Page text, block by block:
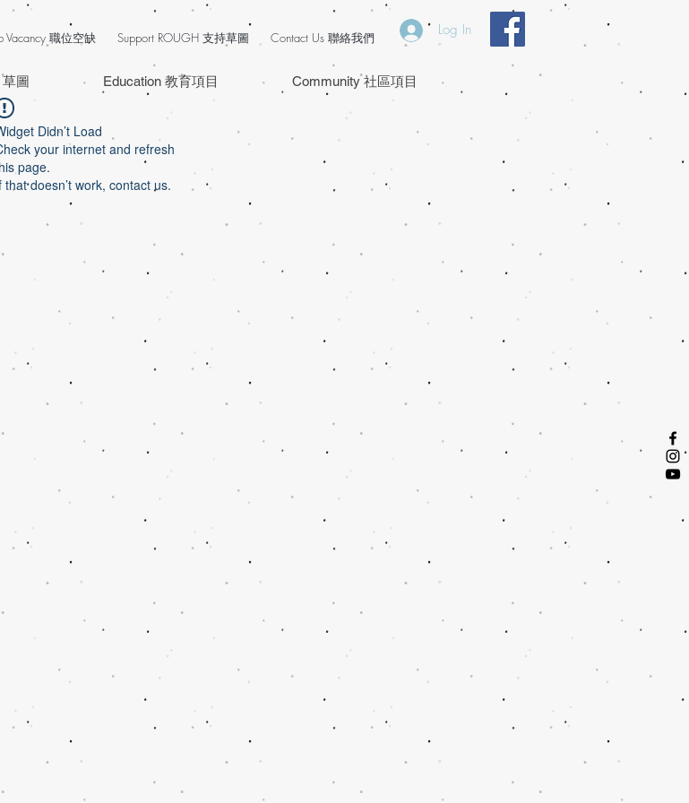
圖 Education 教育項目 Community 社區項目
Vacancy 職位空缺 Support ROUGH 支持草圖 Contact Us 聯絡我們 Log In
Didn’t Load
your internet and refresh
page.
that doesn’t work, contact us.